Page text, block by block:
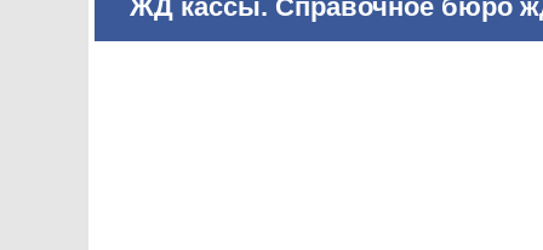
ЖД кассы. Справочное бюро